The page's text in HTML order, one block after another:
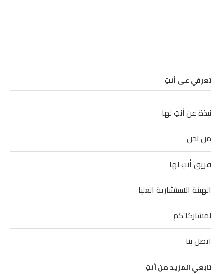
تعرفي على أنتِ
نبذة عن أنتِ لها
من نحن
فريق أنتِ لها
الهيئة الاستشارية العليا
لمشاركاتكم
اتصل بنا
تابعي المزيد من أنتِ